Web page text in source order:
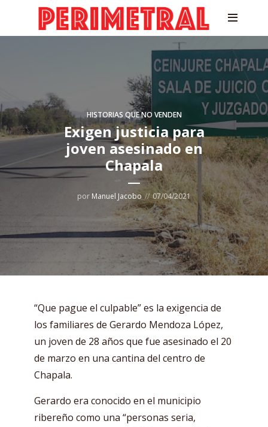
HISTORIAS QUE NO VENDEN
Exigen justicia para
joven asesinado en
Chapala
por Manuel Jacobo 07/04/2021
“Que pague el culpable” es la exigencia de
los familiares de Gerardo Mendoza López,
un joven de 28 años que fue asesinado el 20
de marzo en una cantina del centro de
Chapala.
Gerardo era conocido en el municipio
ribereño como una “personas seria,